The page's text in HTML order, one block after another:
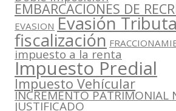
EMBARCACIONES DE
EVASION Evasión
fiscalización
impuesto a la renta
Impuesto Predial
Impuesto Vehícular
INCREMENTO PATRIMONIAL
JUSTIFICADO